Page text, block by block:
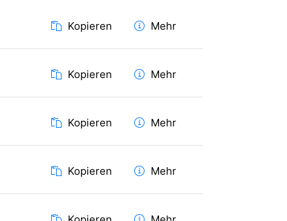
Kopieren Mehr
Kopieren Mehr
Kopieren Mehr
Kopieren Mehr